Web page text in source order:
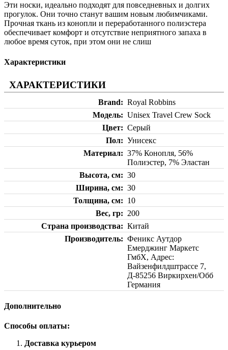
Эти носки, идеально подходят для повседневных и долгих
прогулок. Они точно станут вашим новым любимчиками.
Прочная ткань из конопли и переработанного полиэстера
обеспечивает комфорт и отсутствие неприятного запаха в
любое время суток, при этом они не слиш
Характеристики
ХАРАКТЕРИСТИКИ
Brand
Royal Robbins
Модель
Unisex Travel Crew Sock
Цвет
Серый
Пол
Унисекс
Материал
37% Конопля, 56%
Полиэстер, 7% Эластан
Высота, см
30
Ширина, см
30
Толщина, см
10
Вес, гр
200
Страна производства
Китай
Производитель
Феникс Аутдор
Емерджинг Маркетс
ГмбХ, Адрес:
Вайзенфилдштрассе 7,
Д-85256 Виркирхен/Обб
Германия
Дополнительно
Способы оплаты:
Доставка курьером